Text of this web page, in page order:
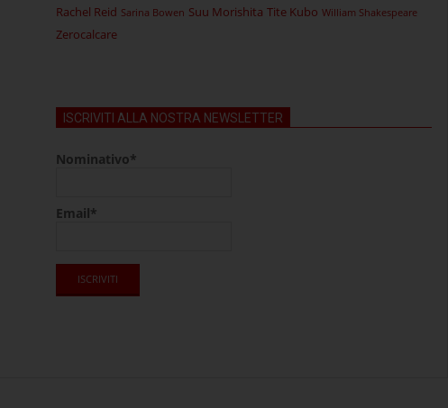
Rachel Reid Sarina Bowen Suu Morishita Tite Kubo William Shakespeare
Zerocalcare
ISCRIVITI ALLA NOSTRA NEWSLETTER
Nominativo*
Email*